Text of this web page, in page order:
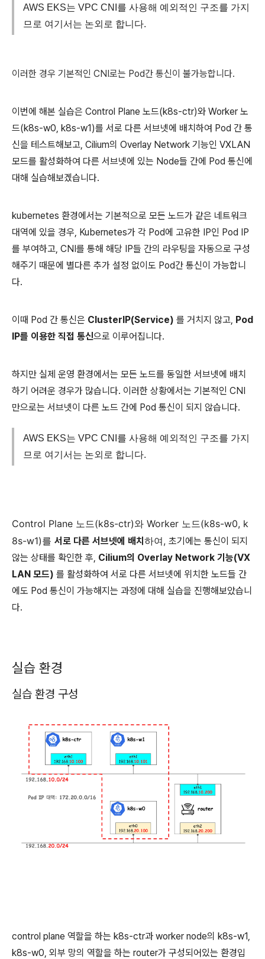
AWS EKS는 VPC CNI를 사용해 예외적인 구조를 가지
므로 여기서는 논외로 합니다.
이러한 경우 기본적인 CNI로는 Pod간 통신이 불가능합니다.
이번에 해본 실습은 Control Plane 노드(k8s-ctr)와 Worker 노
드(k8s-w0, k8s-w1)를 서로 다른 서브넷에 배치하여 Pod 간 통
신을 테스트해보고, Cilium의 Overlay Network 기능인 VXLAN
모드를 활성화하여 다른 서브넷에 있는 Node들 간에 Pod 통신에
대해 실습해보겠습니다.
kubernetes 환경에서는 기본적으로 모든 노드가 같은 네트워크
대역에 있을 경우, Kubernetes가 각 Pod에 고유한 IP인 Pod IP
를 부여하고, CNI를 통해 해당 IP들 간의 라우팅을 자동으로 구성
해주기 때문에 별다른 추가 설정 없이도 Pod간 통신이 가능합니
다.
이때 Pod 간 통신은 ClusterIP(Service) 를 거치지 않고, Pod
IP를 이용한 직접 통신으로 이루어집니다.
하지만 실제 운영 환경에서는 모든 노드를 동일한 서브넷에 배치
하기 어려운 경우가 많습니다. 이러한 상황에서는 기본적인 CNI
만으로는 서브넷이 다른 노드 간에 Pod 통신이 되지 않습니다.
AWS EKS는 VPC CNI를 사용해 예외적인 구조를 가지
므로 여기서는 논외로 합니다.
Control Plane 노드(k8s-ctr)와 Worker 노드(k8s-w0, k
8s-w1)를 서로 다른 서브넷에 배치 하여, 초기에는 통신이 되지
않는 상태를 확인한 후, Cilium의 Overlay Network 기능(VX
LAN 모드) 를 활성화하여 서로 다른 서브넷에 위치한 노드들 간
에도 Pod 통신이 가능해지는 과정에 대해 실습을 진행해보았습니
다.
실습 환경
실습 환경 구성
control plane 역할을 하는 k8s-ctr과 worker node의 k8s-w1,
k8s-w0, 외부 망의 역할을 하는 router가 구성되어있는 환경입